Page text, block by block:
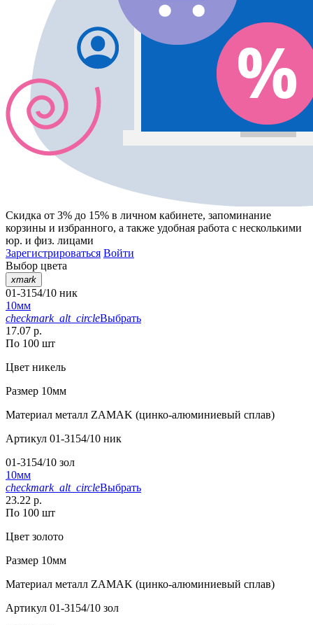
Скидка от 3% до 15% в личном кабинете, запоминание
корзины и избранного, а также удобная работа с несколькими
юр. и физ. лицами
Зарегистрироваться Войти
Выбор цвета
xmark
01-3154/10 ник
10мм
checkmark_alt_circleВыбрать
17.07 р.
По 100 шт
Цвет никель
Размер 10мм
Материал металл ZAMAK (цинко-алюминиевый сплав)
Артикул 01-3154/10 ник
01-3154/10 зол
10мм
checkmark_alt_circleВыбрать
23.22 р.
По 100 шт
Цвет золото
Размер 10мм
Материал металл ZAMAK (цинко-алюминиевый сплав)
Артикул 01-3154/10 зол